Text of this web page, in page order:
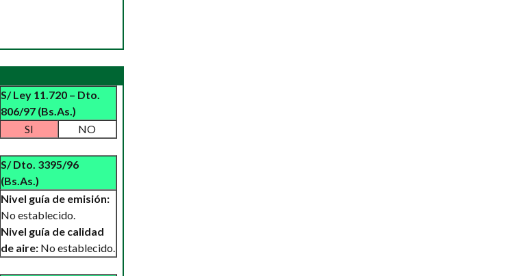
S/ Ley 11.720 – Dto.
806/97 (Bs.As.)
SI NO
S/ Dto. 3395/96
(Bs.As.)
Nivel guía de emisión:
No establecido.
Nivel guía de calidad
de aire:No establecido.